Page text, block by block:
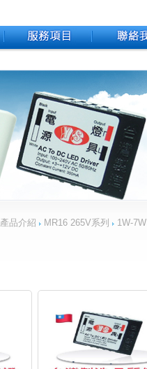
產品介紹 MR16 265V系列 1W-7W